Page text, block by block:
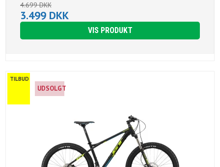
4.699 DKK
3.499 DKK
VIS PRODUKT
TILBUD
UDSOLGT